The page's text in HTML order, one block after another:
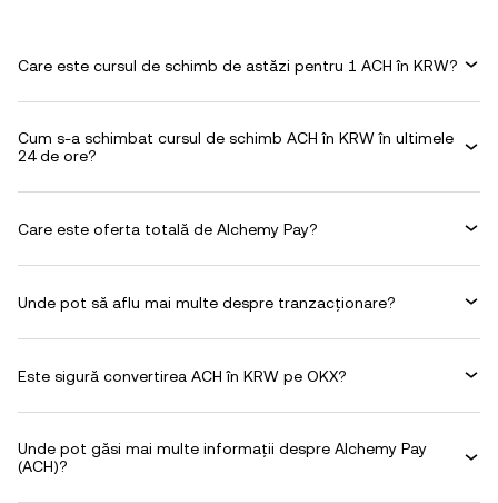
Care este cursul de schimb de astăzi pentru 1 ACH în KRW?
Cum s-a schimbat cursul de schimb ACH în KRW în ultimele
24 de ore?
Care este oferta totală de Alchemy Pay?
Unde pot să aflu mai multe despre tranzacționare?
Este sigură convertirea ACH în KRW pe OKX?
Unde pot găsi mai multe informații despre Alchemy Pay
(ACH)?